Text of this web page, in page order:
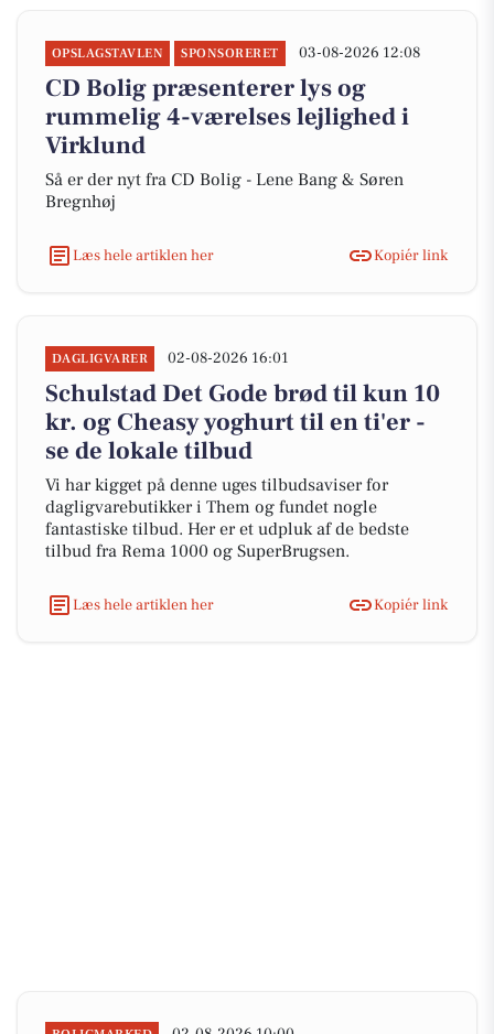
OPSLAGSTAVLEN SPONSORERET 03-08-2026 12:08
CD Bolig præsenterer lys og
rummelig 4-værelses lejlighed i
Virklund
Så er der nyt fra CD Bolig - Lene Bang & Søren
Bregnhøj
Læs hele artiklen her Kopiér link
DAGLIGVARER 02-08-2026 16:01
Schulstad Det Gode brød til kun 10
kr. og Cheasy yoghurt til en ti'er -
se de lokale tilbud
Vi har kigget på denne uges tilbudsaviser for
dagligvarebutikker i Them og fundet nogle
fantastiske tilbud. Her er et udpluk af de bedste
tilbud fra Rema 1000 og SuperBrugsen.
Læs hele artiklen her Kopiér link